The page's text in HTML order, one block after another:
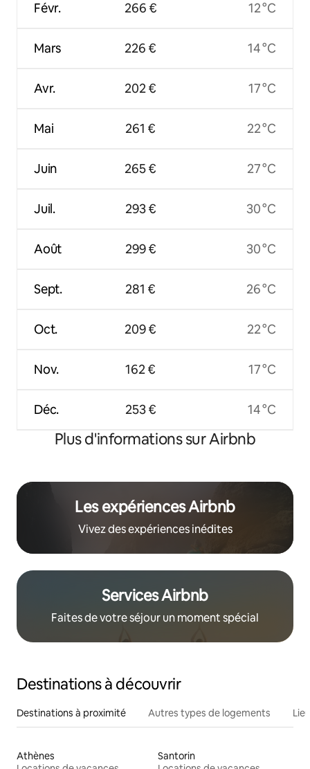
Févr.
Mars
Avr.
Mai
Juin
Juil.
Août
Sept.
Oct.
Nov.
Déc.
266 €
226 €
202 €
261 €
265 €
293 €
299 €
281 €
209 €
162 €
253 €
12 °C
14 °C
17 °C
22 °C
27 °C
30 °C
30 °C
26 °C
22 °C
17 °C
14 °C
Plus d'informations sur Airbnb
Les expériences Airbnb
Vivez des expériences inédites
Services Airbnb
Faites de votre séjour un moment spécial
Destinations à découvrir
Destinations à proximité Autres types de logements
Athènes
Santorin